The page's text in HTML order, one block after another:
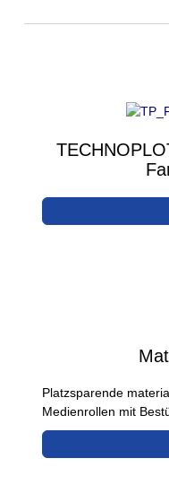
Platzsparende
Medienrollen mit